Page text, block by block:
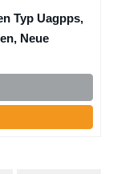
Typ Uagpps,
Neue